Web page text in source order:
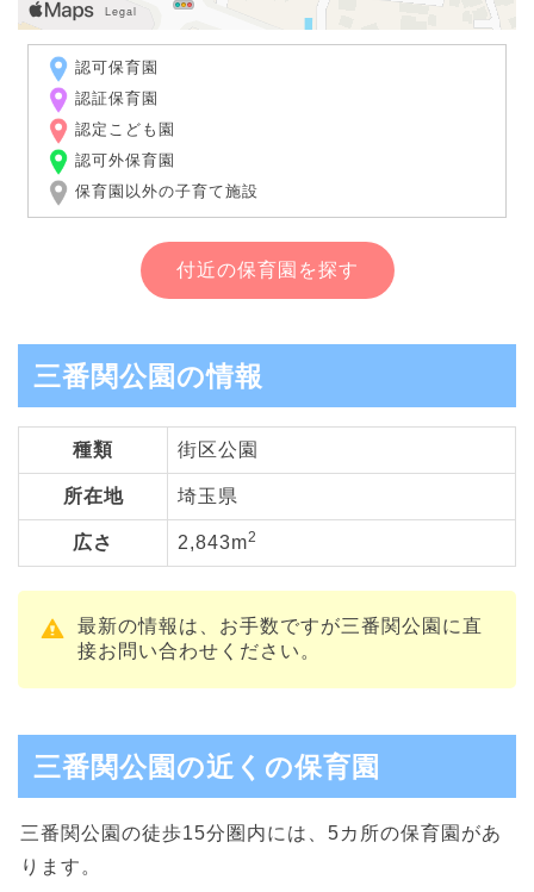
認可保育園
認証保育園
認定こども園
認可外保育園
保育園以外の子育て施設
付近の保育園を探す
三番関公園の情報
種類 街区公園
所在地 埼玉県
広さ 2,843m2
最新の情報は、お手数ですが三番関公園に直
接お問い合わせください。
三番関公園の近くの保育園
三番関公園の徒歩15分圏内には、5カ所の保育園があ
ります。